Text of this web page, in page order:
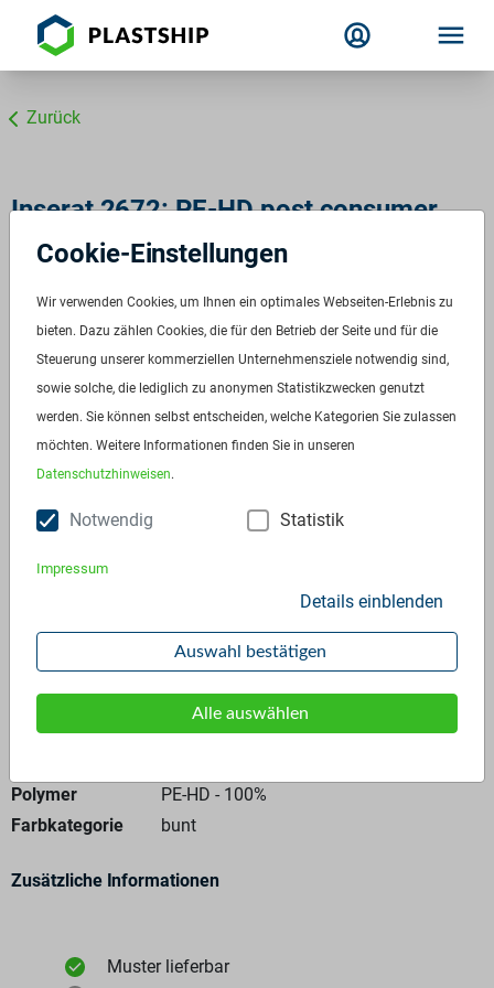
Zurück
Inserat 2672: PE-HD post consumer
bunt
ID:2672
Verfügbar ab:Sofort
Frequenz: Auf Anfrage
Menge:Auf Anfrage
Standardverpackung/Bereitstellungsart:Big Bags
Preis:Auf Anfrage
Anfrage stellen
Polymer
PE-HD - 100%
Farbkategorie
bunt
Zusätzliche Informationen
Muster lieferbar
Cookie-Einstellungen
Wir verwenden Cookies, um Ihnen ein optimales Webseiten-Erlebnis zu
bieten. Dazu zählen Cookies, die für den Betrieb der Seite und für die
Steuerung unserer kommerziellen Unternehmensziele notwendig sind,
sowie solche, die lediglich zu anonymen Statistikzwecken genutzt
werden. Sie können selbst entscheiden, welche Kategorien Sie zulassen
möchten. Weitere Informationen finden Sie in unseren
Datenschutzhinweisen.
Notwendig Statistik
Impressum
Details einblenden
Auswahl bestätigen
Alle auswählen